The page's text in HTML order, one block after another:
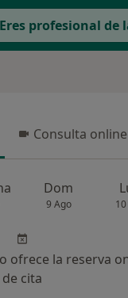
profesional de
Consulta online
Consulta online
Dom
9 Ago
ofrece la reserva
de cita